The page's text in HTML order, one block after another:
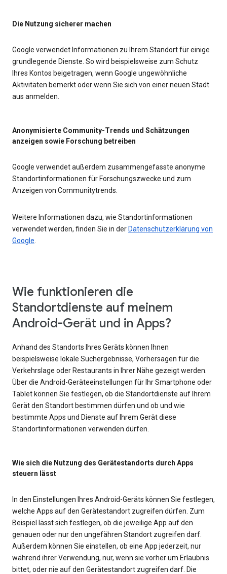
Die Nutzung sicherer machen
Google verwendet Informationen zu Ihrem Standort für einige
grundlegende Dienste. So wird beispielsweise zum Schutz
Ihres Kontos beigetragen, wenn Google ungewöhnliche
Aktivitäten bemerkt oder wenn Sie sich von einer neuen Stadt
aus anmelden.
Anonymisierte Community-Trends und Schätzungen
anzeigen sowie Forschung betreiben
Google verwendet außerdem zusammengefasste anonyme
Standortinformationen für Forschungszwecke und zum
Anzeigen von Communitytrends.
Weitere Informationen dazu, wie Standortinformationen
verwendet werden, finden Sie in der Datenschutzerklärung von
Google
Wie funktionieren die
Standortdienste auf meinem
Android-Gerät und in Apps?
Anhand des Standorts Ihres Geräts können Ihnen
beispielsweise lokale Suchergebnisse, Vorhersagen für die
Verkehrslage oder Restaurants in Ihrer Nähe gezeigt werden.
Über die Android-Geräteeinstellungen für Ihr Smartphone oder
Tablet können Sie festlegen, ob die Standortdienste auf Ihrem
Gerät den Standort bestimmen dürfen und ob und wie
bestimmte Apps und Dienste auf Ihrem Gerät diese
Standortinformationen verwenden dürfen.
Wie sich die Nutzung des Gerätestandorts durch Apps
steuern lässt
In den Einstellungen Ihres Android-Geräts können Sie festlegen,
welche Apps auf den Gerätestandort zugreifen dürfen. Zum
Beispiel lässt sich festlegen, ob die jeweilige App auf den
genauen oder nur den ungefähren Standort zugreifen darf.
Außerdem können Sie einstellen, ob eine App jederzeit, nur
während ihrer Verwendung, nur, wenn sie vorher um Erlaubnis
bittet, oder nie auf den Gerätestandort zugreifen darf. Die